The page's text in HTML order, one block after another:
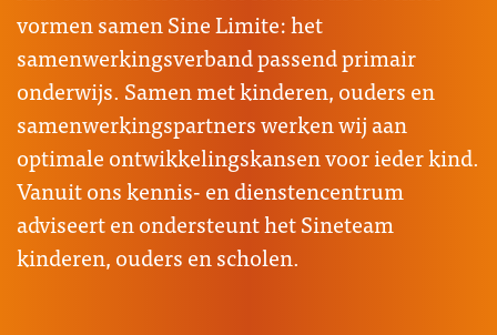
vormen samen Sine Limite: het
samenwerkingsverband passend primair
onderwijs. Samen met kinderen, ouders en
samenwerkingspartners werken wij aan
optimale ontwikkelingskansen voor ieder kind.
Vanuit ons kennis- en dienstencentrum
adviseert en ondersteunt het Sineteam
kinderen, ouders en scholen.